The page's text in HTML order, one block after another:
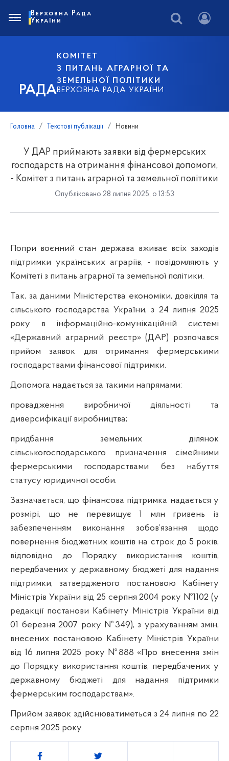
РАДА
КОМІТЕТ
З ПИТАНЬ АГРАРНОЇ ТА
ЗЕМЕЛЬНОЇ ПОЛІТИКИ
ВЕРХОВНА РАДА УКРАЇНИ
Верховна Рада
України
Головна Текстові публікації Новини
У ДАР приймають заявки від фермерських
господарств на отримання фінансової допомоги,
- Комітет з питань аграрної та земельної політики
Опубліковано 28 липня 2025, о 13:53
Попри воєнний стан держава вживає всіх заходів
підтримки українських аграріїв, - повідомляють у
Комітеті з питань аграрної та земельної політики.
Так, за даними Міністерства економіки, довкілля та
сільського господарства України, з 24 липня 2025
року в інформаційно-комунікаційній системі
«Державний аграрний реєстр» (ДАР) розпочався
прийом заявок для отримання фермерськими
господарствами фінансової підтримки.
Допомога надається за такими напрямами:
провадження виробничої діяльності та
диверсифікації виробництва;
придбання земельних ділянок
сільськогосподарського призначення сімейними
фермерськими господарствами без набуття
статусу юридичної особи.
Зазначається, що фінансова підтримка надається у
розмірі, що не перевищує 1 млн гривень із
забезпеченням виконання зобов’язання щодо
повернення бюджетних коштів на строк до 5 років,
відповідно до Порядку використання коштів,
передбачених у державному бюджеті для надання
підтримки, затвердженого постановою Кабінету
Міністрів України від 25 серпня 2004 року №1102 (у
редакції постанови Кабінету Міністрів України від
01 березня 2007 року №349), з урахуванням змін,
внесених постановою Кабінету Міністрів України
від 16 липня 2025 року №888 «Про внесення змін
до Порядку використання коштів, передбачених у
державному бюджеті для надання підтримки
фермерським господарствам».
Прийом заявок здійснюватиметься з 24 липня по 22
серпня 2025 року.
Поділитись